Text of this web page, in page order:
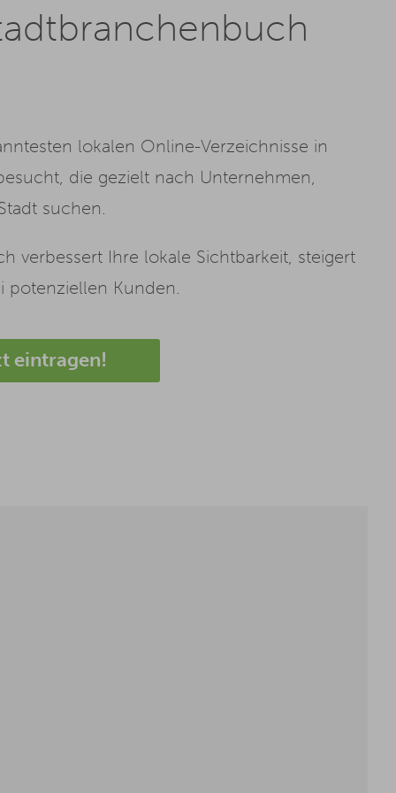
lokalen Online-Verzeichnisse in
die gezielt nach Unternehmen,
suchen.
verbessert Ihre lokale Sichtbarkeit, steigert
potenziellen Kunden.
eintragen!